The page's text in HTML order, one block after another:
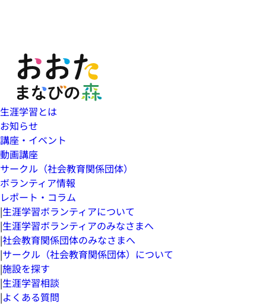
生涯学習とは
お知らせ
講座・イベント
動画講座
サークル（社会教育関係団体）
ボランティア情報
レポート・コラム
|生涯学習ボランティアについて
|生涯学習ボランティアのみなさまへ
|社会教育関係団体のみなさまへ
|サークル（社会教育関係団体）について
|施設を探す
|生涯学習相談
|よくある質問